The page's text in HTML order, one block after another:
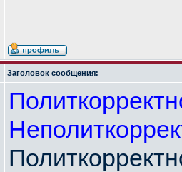
Заголовок сообщения: